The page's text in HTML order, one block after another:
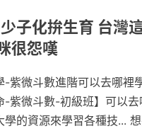
子化拚生育 台灣
很怨嘆
-紫微斗數進階可以去哪裡
-紫微斗數-初級班】可以
學的資源來學習各種技...